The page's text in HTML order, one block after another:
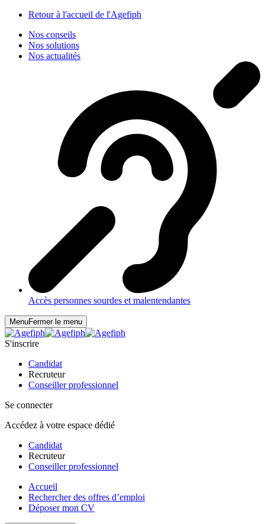
Retour à l'accueil de l'Agefiph
Nos conseils
Nos solutions
Nos actualités
Accès personnes sourdes et malentendantes
MenuFermer le menu
S'inscrire
Candidat
Recruteur
Conseiller professionnel
Se connecter
Accédez à votre espace dédié
Candidat
Recruteur
Conseiller professionnel
Accueil
Rechercher des offres d’emploi
Déposer mon CV